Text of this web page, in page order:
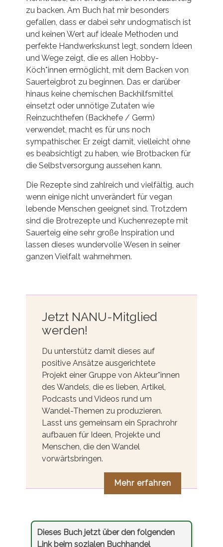
zu backen. Am Buch hat mir besonders
gefallen, dass er dabei sehr undogmatisch ist
und keinen Wert auf ideale Methoden und
perfekte Handwerkskunst legt, sondern Ideen
und Wege zeigt, die es allen Hobby-
Köch*innen ermöglicht, mit dem Backen von
Sauerteigbrot zu beginnen. Das er darüber
hinaus keine chemischen Backhilfsmittel
einsetzt oder unnötige Zutaten wie
Reinzuchthefen (Backhefe / Germ)
verwendet, macht es für uns noch
sympathischer. Er zeigt damit, vielleicht ohne
es beabsichtigt zu haben, wie Brotbacken für
die Selbstversorgung aussehen kann.
Die Rezepte sind zahlreich und vielfältig, auch
wenn einige nicht unverändert für vegan
lebende Menschen geeignet sind. Trotzdem
sind die Brotrezepte und Kuchenrezepte mit
Sauerteig eine sehr große Inspiration und
lassen dieses wundervolle Wesen in seiner
ganzen Vielfalt wahrnehmen.
Jetzt NANU-Mitglied
werden!
Du unterstütz damit dieses auf
positive Ansätze ausgerichtete
Projekt einer Gruppe von Akteur*innen
des Wandels, die es lieben, Artikel,
Podcasts und Videos rund um
Wandel-Themen zu produzieren.
Lasst uns gemeinsam ein Sprachrohr
aufbauen für Ideen, Projekte und
Menschen, die den Wandel
vorwärtsbringen.
Mehr erfahren
Dieses Buch jetzt über den folgenden
Link beim sozialen Buchhandel